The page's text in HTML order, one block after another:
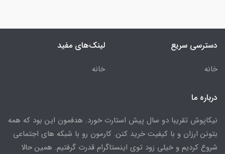
دسترسی سریع
خانه
لینک‌های مفید
خانه
درباره ما
نیکاپوش تقریبا دو سال پیش استارت خورد. هدفمون این بود که همه
بتونن ارزان و با کیفیت خرید کنن. کارمون رو با شبکه های اجتماعی
شروع کردیم و خیلی زود توی اینستاگرام قدرت گرفتیم. همین حالا